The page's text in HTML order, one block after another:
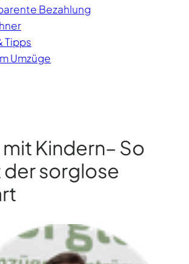
Bezahlung
Tipps
Umzüge
Kindern– So
sorglose